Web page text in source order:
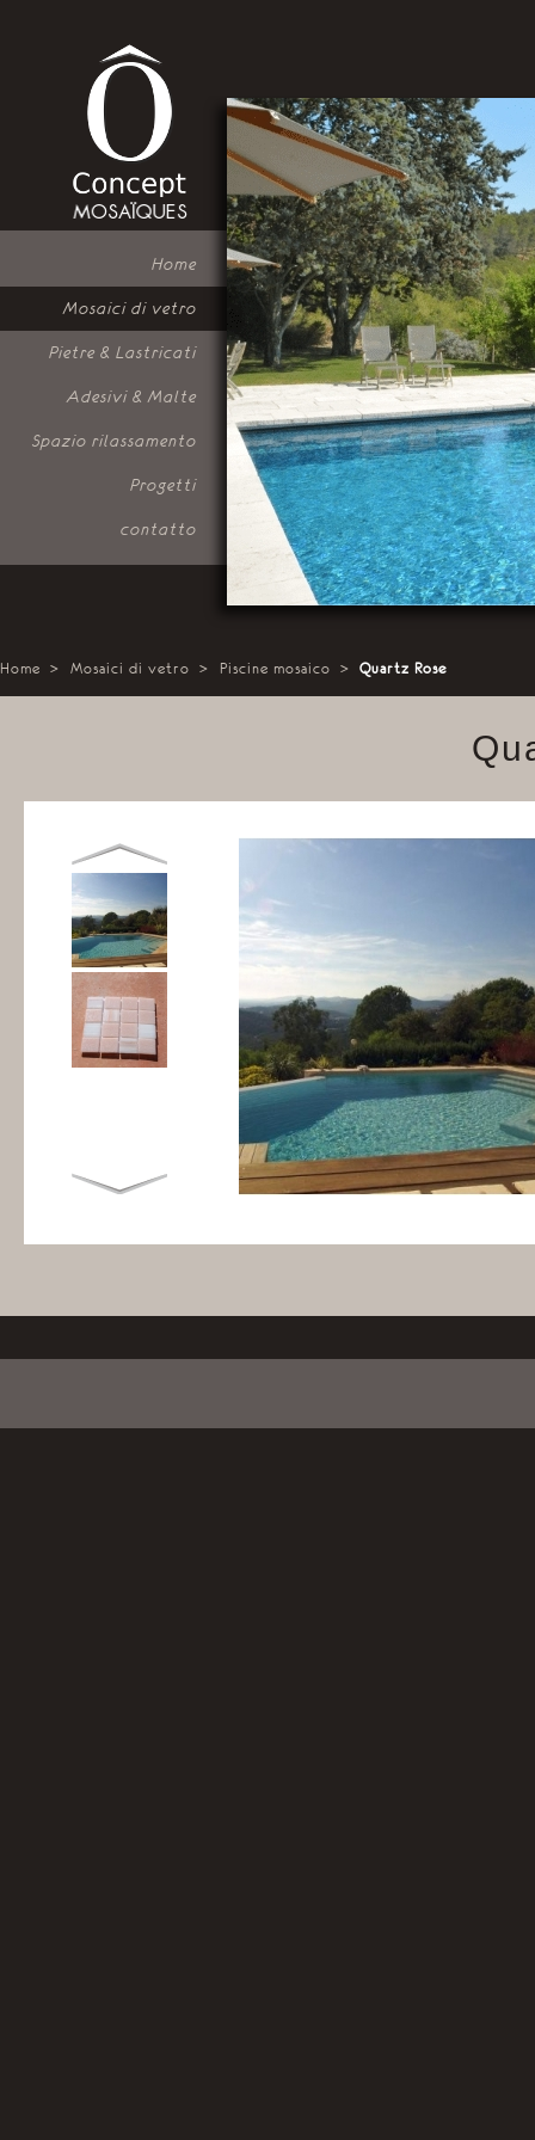
Home
Mosaici di vetro
Pietre & Lastricati
Adesivi & Malte
Spazio rilassamento
Progetti
contatto
Home > Mosaici di vetro > Piscine mosaico > Quartz Rose